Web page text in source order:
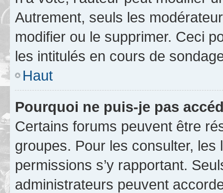
Autrement, seuls les
modifier ou le supprimer. Ceci
les intitulés en cours de
Haut
Pourquoi ne puis-je pas
Certains forums peuvent être
groupes. Pour les consulter,
permissions s’y rapportant.
administrateurs peuvent